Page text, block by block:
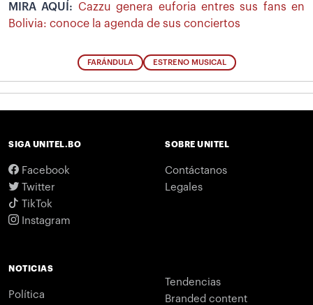
MIRA AQUÍ: Cazzu genera euforia entres sus fans en
Bolivia: conoce la agenda de sus conciertos
FARÁNDULA ESTRENO MUSICAL
SIGA UNITEL.BO
Facebook
Twitter
TikTok
Instagram
SOBRE UNITEL
Contáctanos
Legales
NOTICIAS
Política
Tendencias
Branded content